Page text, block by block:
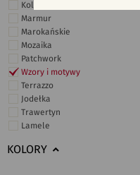
Kolor
Marmur
Marokańskie
Mozaika
Patchwork
Wzory i motywy
Terrazzo
Jodełka
Trawertyn
Lamele
KOLORY